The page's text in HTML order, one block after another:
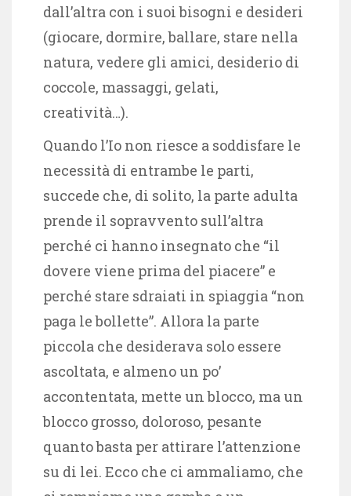
dall’altra con i suoi bisogni e desideri
(giocare, dormire, ballare, stare nella
natura, vedere gli amici, desiderio di
coccole, massaggi, gelati,
creatività…).
Quando l’Io non riesce a soddisfare le
necessità di entrambe le parti,
succede che, di solito, la parte adulta
prende il sopravvento sull’altra
perché ci hanno insegnato che “il
dovere viene prima del piacere” e
perché stare sdraiati in spiaggia “non
paga le bollette”. Allora la parte
piccola che desiderava solo essere
ascoltata, e almeno un po’
accontentata, mette un blocco, ma un
blocco grosso, doloroso, pesante
quanto basta per attirare l’attenzione
su di lei. Ecco che ci ammaliamo, che